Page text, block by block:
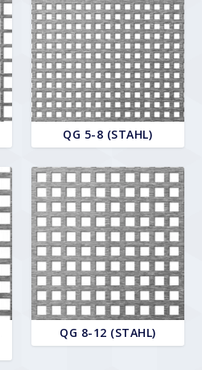
QG 5-8 (STAHL)
QG 8-12 (STAHL)